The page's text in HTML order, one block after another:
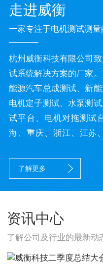
走进威衡
一家专注于电机测试测
杭州威衡科技有限公司
试系统解决方案的厂家
能源汽车总成测试、新
电机定子测试、水泵测
试平台、电机对拖测试
海、重庆、浙江、江苏
了解更多
资讯中心
了解公司及行业的最新动